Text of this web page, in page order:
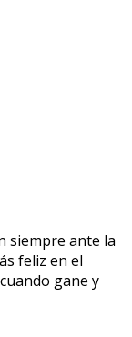
siempre ante la
feliz en el
gane y